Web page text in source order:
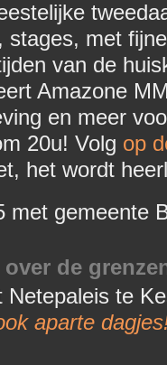
stages, met
van de
Amazone
en meer
20u! Volg op
het wordt
met gemeente
de
Netepaleis te
aparte